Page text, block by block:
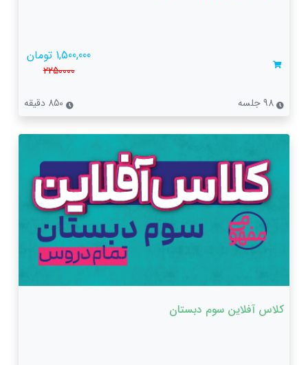
1,500,000 تومان
2250000
کلاس آفلاین سوم دبستان